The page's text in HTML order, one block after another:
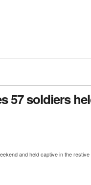
57 soldiers
and held captive in the restive